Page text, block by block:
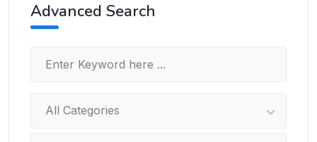
Advanced Search
All Categories